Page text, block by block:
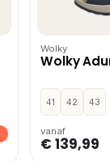
Wolky
Wolky
41 42 43
vanaf
€ 139,99